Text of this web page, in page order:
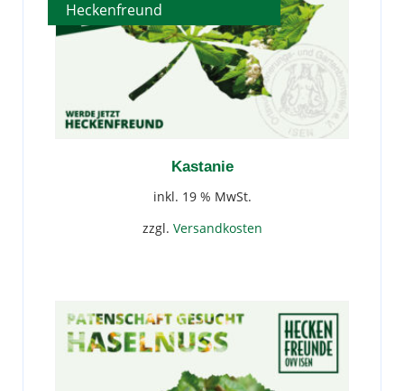
Heckenfreund
Kastanie
inkl. 19 % MwSt.
zzgl. Versandkosten